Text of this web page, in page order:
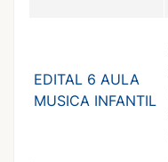
EDITAL 6 AULA
MUSICA INFANTIL